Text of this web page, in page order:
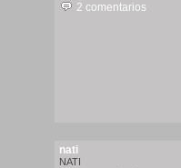
2 comentarios
nati
NATI